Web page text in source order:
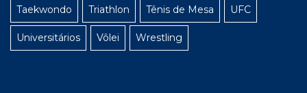
Taekwondo Triathlon Tênis de Mesa UFC
Universitários Vôlei Wrestling